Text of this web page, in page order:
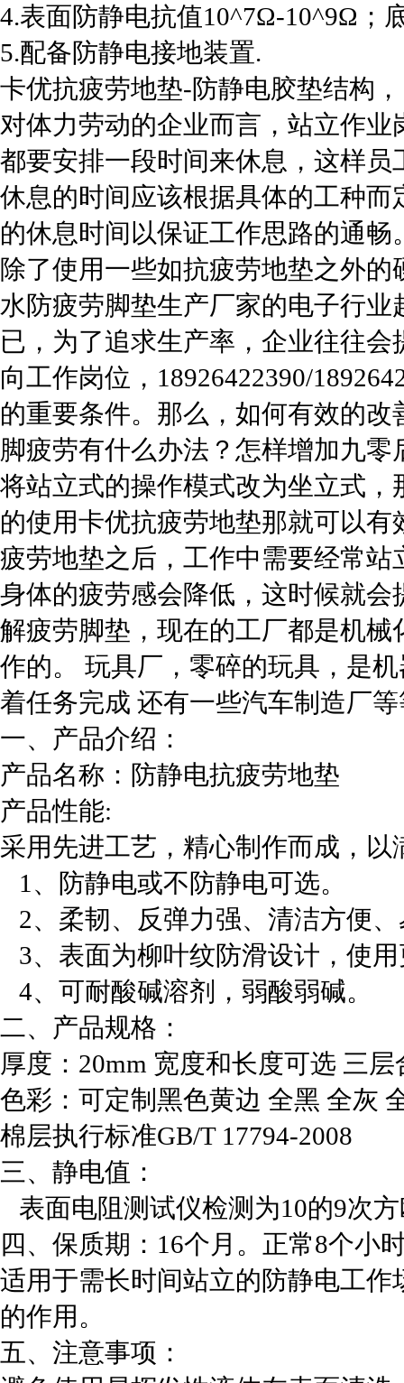
4.表面防静电抗值10^7Ω-10^9Ω；
5.配备防静电接地装置.
卡优抗疲劳地垫-防静电胶垫结构，
对体力劳动的企业而言，站立作
都要安排一段时间来休息，这样
休息的时间应该根据具体的工种
的休息时间以保证工作思路的通
除了使用一些如抗疲劳地垫之外
水防疲劳脚垫生产厂家的电子行
已，为了追求生产率，企业往往
向工作岗位，18926422390/
的重要条件。那么，如何有效的
脚疲劳有什么办法？怎样增加九
将站立式的操作模式改为坐立式
的使用卡优抗疲劳地垫那就可以
疲劳地垫之后，工作中需要经常
身体的疲劳感会降低，这时候就
解疲劳脚垫，现在的工厂都是机
作的。 玩具厂，零碎的玩具，是
着任务完成 还有一些汽车制造厂
一、产品介绍：
产品名称：防静电抗疲劳地垫
产品性能:
采用先进工艺，精心制作而成，
1、防静电或不防静电可选。
2、柔韧、反弹力强、清洁方便
3、表面为柳叶纹防滑设计，使
4、可耐酸碱溶剂，弱酸弱碱。
二、产品规格：
厚度：20mm 宽度和长度可选 三
色彩：可定制黑色黄边 全黑 全灰
棉层执行标准GB/T 17794-2008
三、静电值：
表面电阻测试仪检测为10的9次
四、保质期：16个月。正常8个小
适用于需长时间站立的防静电工
的作用。
五、注意事项：